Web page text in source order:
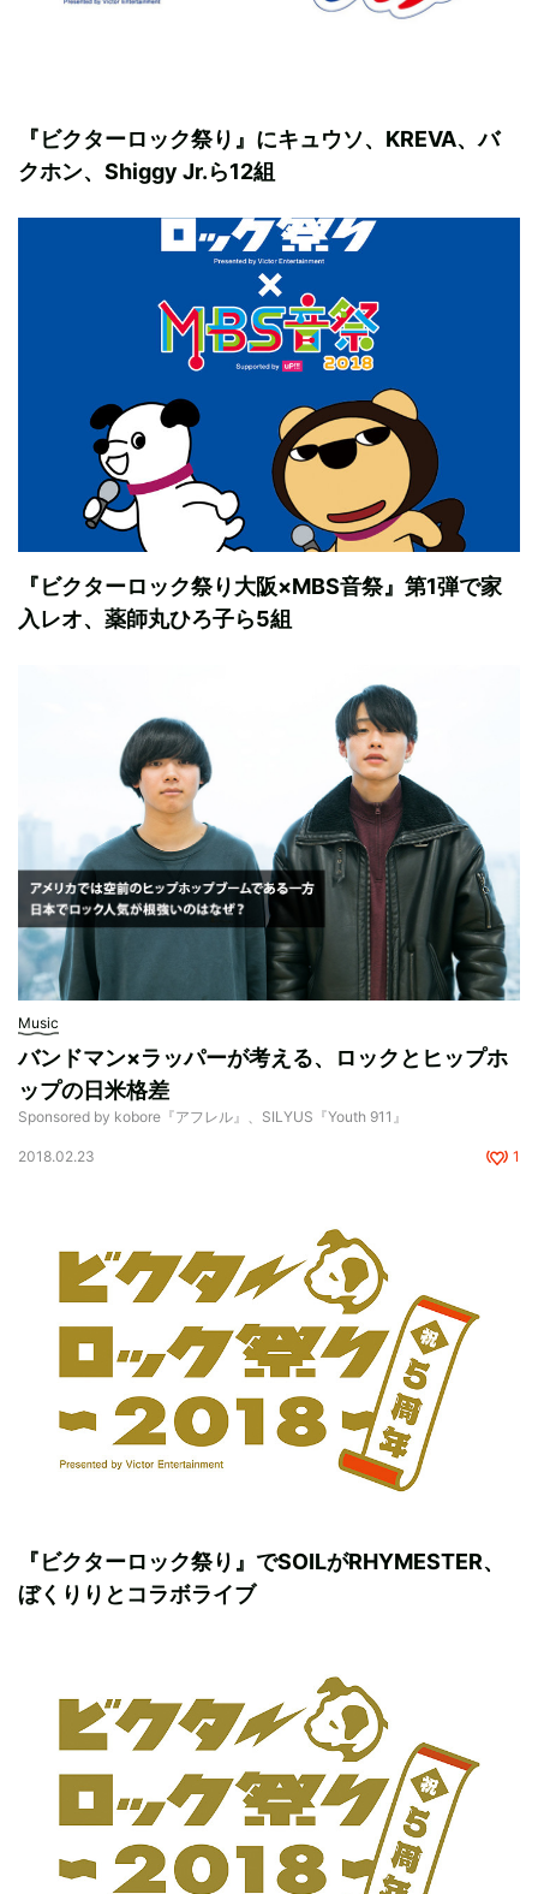
『ビクターロック祭り』にキュウソ、KREVA、バ
クホン、Shiggy Jr.ら12組
『ビクターロック祭り大阪×MBS音祭』第1弾で家
入レオ、薬師丸ひろ子ら5組
Music
バンドマン×ラッパーが考える、ロックとヒップホ
ップの日米格差
Sponsored by kobore『アフレル』、SILYUS『Youth 911』
2018.02.23 1
『ビクターロック祭り』でSOILがRHYMESTER、
ぼくりりとコラボライブ